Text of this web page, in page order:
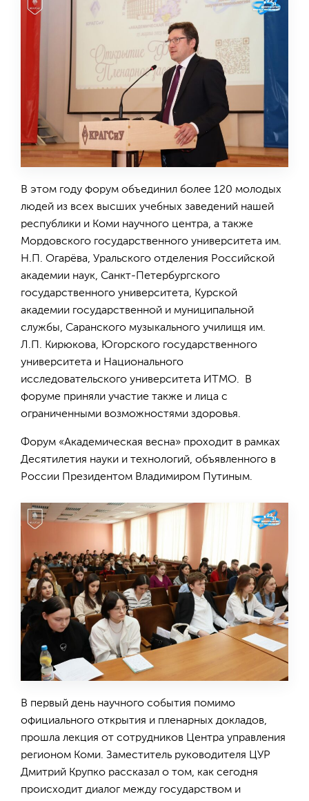
В этом году форум объединил более 120 молодых
людей из всех высших учебных заведений нашей
республики и Коми научного центра, а также
Мордовского государственного университета им.
Н.П. Огарёва, Уральского отделения Российской
академии наук, Санкт-Петербургского
государственного университета, Курской
академии государственной и муниципальной
службы, Саранского музыкального училищя им.
Л.П. Кирюкова, Югорского государственного
университета и Национального
исследовательского университета ИТМО. В
форуме приняли участие также и лица с
ограниченными возможностями здоровья.
Форум «Академическая весна» проходит в рамках
Десятилетия науки и технологий, объявленного в
России Президентом Владимиром Путиным.
В первый день научного события помимо
официального открытия и пленарных докладов,
прошла лекция от сотрудников Центра управления
регионом Коми. Заместитель руководителя ЦУР
Дмитрий Крупко рассказал о том, как сегодня
происходит диалог между государством и